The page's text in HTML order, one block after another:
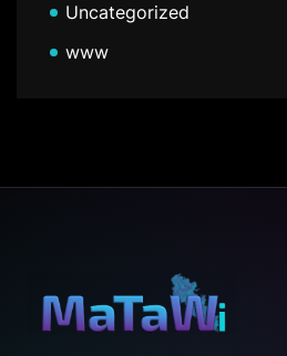
Uncategorized
www